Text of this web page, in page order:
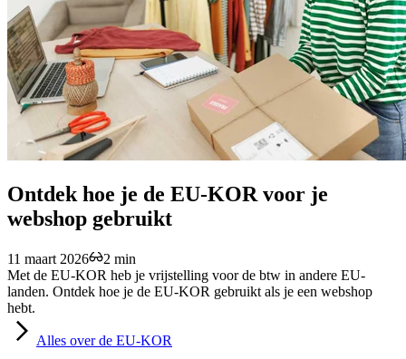
Ontdek hoe je de EU-KOR voor je
webshop gebruikt
11 maart 2026
2 min
Met de EU-KOR heb je vrijstelling voor de btw in andere EU-
landen. Ontdek hoe je de EU-KOR gebruikt als je een webshop
hebt.
Alles over de EU-KOR